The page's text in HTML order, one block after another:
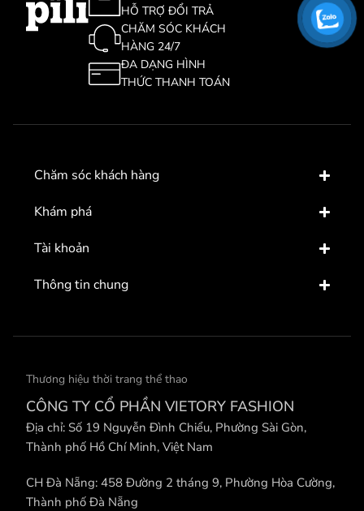
HỖ TRỢ ĐỔI TRẢ
CHĂM SÓC KHÁCH
HÀNG 24/7
ĐA DẠNG HÌNH
THỨC THANH TOÁN
Chăm sóc khách hàng
Khám phá
Tài khoản
Thông tin chung
Thương hiệu thời trang thể thao
CÔNG TY CỔ PHẦN VIETORY FASHION
Địa chỉ: Số 19 Nguyễn Đình Chiểu, Phường Sài Gòn,
Thành phố Hồ Chí Minh, Việt Nam
CH Đà Nẵng: 458 Đường 2 tháng 9, Phường Hòa Cường,
Thành phố Đà Nẵng